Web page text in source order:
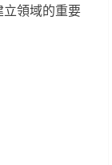
領域的重要